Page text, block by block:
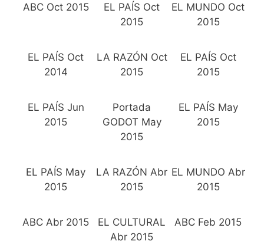
ABC Oct 2015
EL PAÍS Oct
2015
EL MUNDO Oct
2015
EL PAÍS Oct
2014
LA RAZÓN Oct
2015
EL PAÍS Oct
2015
EL PAÍS Jun
2015
Portada
GODOT May
2015
EL PAÍS May
2015
EL PAÍS May
2015
LA RAZÓN Abr
2015
EL MUNDO Abr
2015
ABC Abr 2015
EL CULTURAL
Abr 2015
ABC Feb 2015